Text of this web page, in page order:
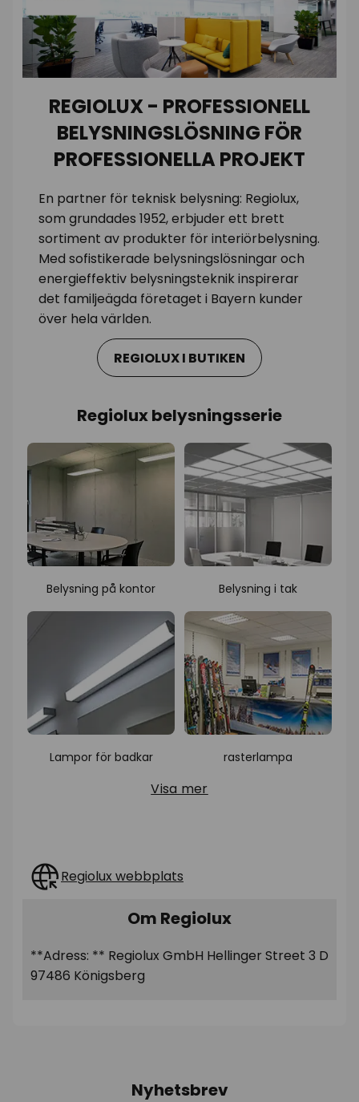
REGIOLUX - PROFESSIONELL
BELYSNINGSLÖSNING FÖR
PROFESSIONELLA PROJEKT
En partner för teknisk belysning: Regiolux,
som grundades 1952, erbjuder ett brett
sortiment av produkter för interiörbelysning.
Med sofistikerade belysningslösningar och
energieffektiv belysningsteknik inspirerar
det familjeägda företaget i Bayern kunder
över hela världen.
REGIOLUX I BUTIKEN
Regiolux belysningsserie
Belysning på kontor Belysning i tak
Lampor för badkar rasterlampa
Visa mer
Regiolux webbplats
Om Regiolux
**Adress: ** Regiolux GmbH Hellinger Street 3 D
97486 Königsberg
Nyhetsbrev